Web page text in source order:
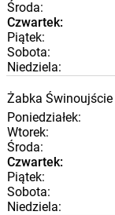
Środa:
Czwartek:
Piątek:
Sobota:
Niedziela:
Żabka Świnoujście
Poniedziałek:
Wtorek:
Środa:
Czwartek:
Piątek:
Sobota:
Niedziela: